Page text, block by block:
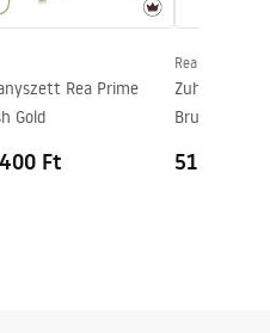
Rea Prime
Gold
Ft
Rea
Zuhanyszett
Brush Nickel
51 600 Ft